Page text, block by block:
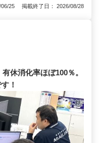
06/25 掲載終了日： 2026/08/28
休消化率ほぼ100％。
！